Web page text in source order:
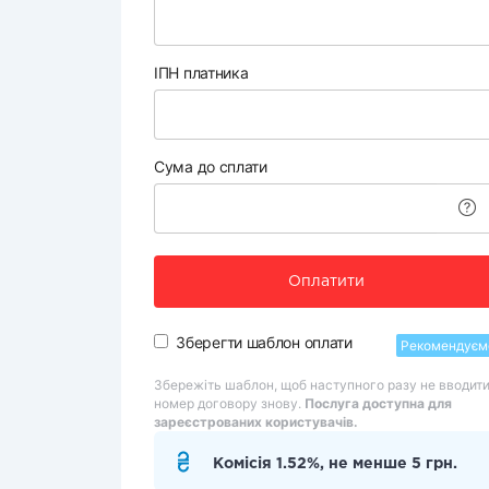
ІПН платника
Сума до сплати
Оплатити
Зберегти шаблон оплати
Збережіть шаблон, щоб наступного разу не вводити
номер договору знову. Послуга доступна для
зареєстрованих користувачів.
Комісія 1.52%, не менше 5 грн.